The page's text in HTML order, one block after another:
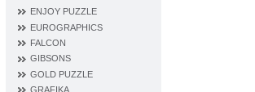
ENJOY PUZZLE
EUROGRAPHICS
FALCON
GIBSONS
GOLD PUZZLE
GRAFIKA